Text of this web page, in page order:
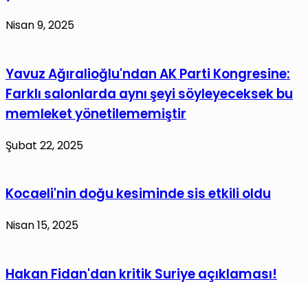
Nisan 9, 2025
Yavuz Ağıralioğlu'ndan AK Parti Kongresine:
Farklı salonlarda aynı şeyi söyleyeceksek bu
memleket yönetilememiştir
Şubat 22, 2025
Kocaeli'nin doğu kesiminde sis etkili oldu
Nisan 15, 2025
Hakan Fidan'dan kritik Suriye açıklaması!